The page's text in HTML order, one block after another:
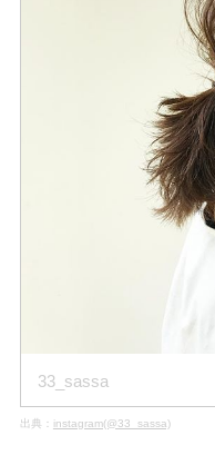
33_sassa
出典： instagram(@33_sassa)